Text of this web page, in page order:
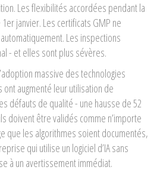
Les flexibilités accordées pendant la
janvier. Les certificats GMP ne
Les inspections
- et elles sont plus sévères.
massive des technologies
augmenté leur utilisation de
défauts de qualité - une hausse de 52
doivent être validés comme n’importe
que les algorithmes soient documentés,
qui utilise un logiciel d’IA sans
à un avertissement immédiat.